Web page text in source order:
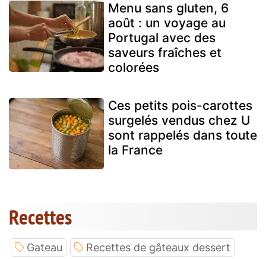
Menu sans gluten, 6
août : un voyage au
Portugal avec des
saveurs fraîches et
colorées
Ces petits pois-carottes
surgelés vendus chez U
sont rappelés dans toute
la France
Recettes
Gateau
Recettes de gâteaux dessert